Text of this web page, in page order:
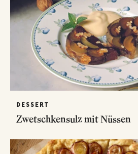
DESSERT
Zwetschkensulz mit Nüssen